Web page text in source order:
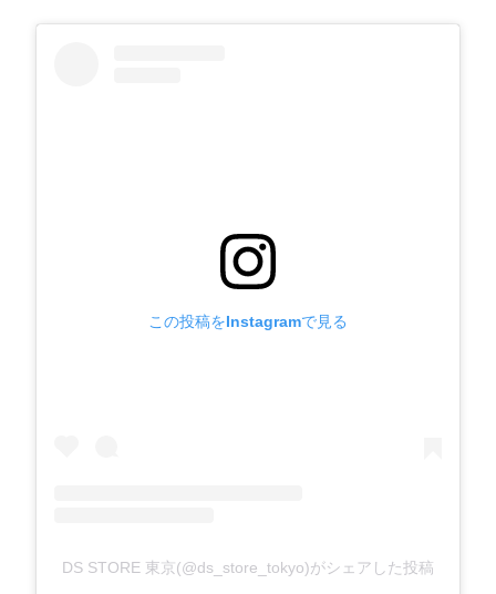
この投稿をInstagramで見る
DS STORE 東京(@ds_store_tokyo)がシェアした投稿